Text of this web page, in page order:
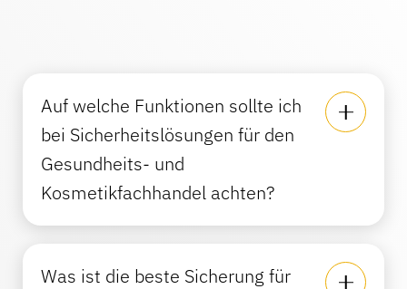
Auf welche Funktionen sollte ich
bei Sicherheitslösungen für den
Gesundheits- und
Kosmetikfachhandel achten?
Was ist die beste Sicherung für